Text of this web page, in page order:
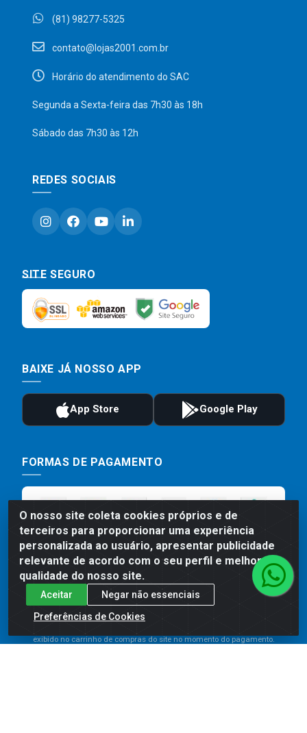
O nosso site coleta cookies próprios e de
terceiros para proporcionar uma experiência
personalizada ao usuário, apresentar publicidade
relevante de acordo com o seu perfil e melhorar a
qualidade do nosso site.
Aceitar
Negar não essenciais
Preferências de Cookies
(81) 98277-5325
contato@lojas2001.com.br
Horário do atendimento do SAC
Segunda a Sexta-feira das 7h30 às 18h
Sábado das 7h30 às 12h
REDES SOCIAIS
SITE SEGURO
BAIXE JÁ NOSSO APP
FORMAS DE PAGAMENTO
Preços, promoções, condições de pagamento e frete são válidos
para compras realizadas exclusivamente pelo site. Caso haja
exibido no carrinho de compras do site no momento do pagamento.